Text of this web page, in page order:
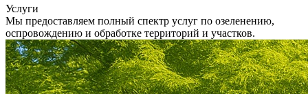
Услуги
Мы предоставляем полный спектр услуг по озеленению,
оспровождению и обработке территорий и участков.